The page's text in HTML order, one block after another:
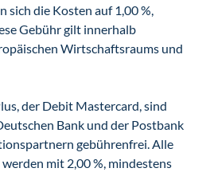
sich die Kosten auf 1,00 %,
Gebühr gilt innerhalb
Wirtschaftsraums und
der Debit Mastercard, sind
Bank und der Postbank
gebührenfrei. Alle
mit 2,00 %, mindestens